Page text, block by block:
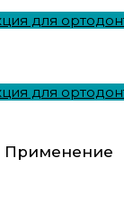
Применение